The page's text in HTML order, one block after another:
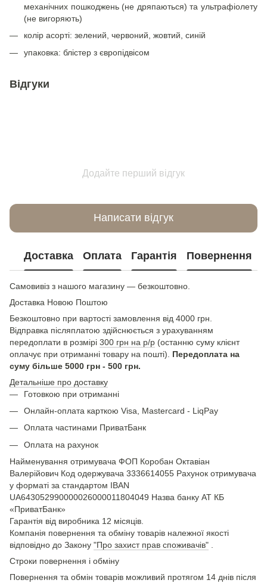
механічних пошкоджень (не дряпаються) та ультрафіолету
(не вигоряють)
колір асорті: зелений, червоний, жовтий, синій
упаковка: блістер з європідвісом
Відгуки
Додайте перший відгук
Написати відгук
Доставка Оплата Гарантія Повернення
Самовивіз з нашого магазину — безкоштовно.
Доставка Новою Поштою
Безкоштовно при вартості замовлення від 4000 грн.
Відправка післяплатою здійснюється з урахуванням
передоплати в розмірі 300 грн на р/р (останню суму клієнт
оплачує при отриманні товару на пошті). Передоплата на
суму більше 5000 грн - 500 грн.
Детальніше про доставку
Готовкою при отриманні
Онлайн-оплата карткою Visa, Mastercard - LiqPay
Оплата частинами ПриватБанк
Оплата на рахунок
Найменування отримувача ФОП Коробан Октавіан
Валерійович Код одержувача 3336614055 Рахунок отримувача
у форматі за стандартом IBAN
UA643052990000026000011804049 Назва банку АТ КБ
«ПриватБанк»
Гарантія від виробника 12 місяців.
Компанія повернення та обміну товарів належної якості
відповідно до Закону "Про захист прав споживачів"
Строки повернення і обміну
Повернення та обмін товарів можливий протягом 14 днів після